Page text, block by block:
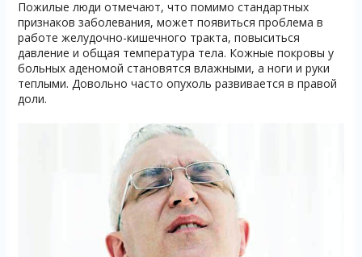
Пожилые люди отмечают, что помимо стандартных
признаков заболевания, может появиться проблема в
работе желудочно-кишечного тракта, повыситься
давление и общая температура тела. Кожные покровы у
больных аденомой становятся влажными, а ноги и руки
теплыми. Довольно часто опухоль развивается в правой
доли.